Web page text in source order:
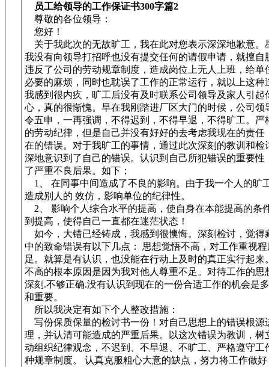
员工给领导的工作保证书300字篇2
尊敬的各位领导：
您好！
关于我此次的无故旷工，我在此对您表示深深地歉意。
我没有向领导打招呼也没有提交任何的请假申请，就擅自
违反了公司的劳动规章制度，造成岗位上无人上班，给单
必要的麻烦，同时也耽误了工作的正常运行，就以上这种
我感到很内疚，旷工后没有及时联系公司领导及家人引起
心，真的很惭愧。早在我刚踏进厂区大门的时候，公司领
令五申，一再强调，不得迟到，不得早退，不得旷工。严
的劳动纪律，但是自己并没有好好的去考虑我现在的责任
在的错误。对于我旷工的事情，通过此次深刻的教训和检
深地意识到了自己的错误。认识到自己所犯错误的重要性
了严重不良后果。如下；
1、 在同事中间造成了不良的影响。由于我一个人的旷
造成别人的 效仿，影响单位的纪律性。
2、 影响个人综合水平的提高，使自身在本能提高的条
到提高，使得自己一直都在迷茫状态！
如今，大错已经铸成，我感到很懊悔。深刻检讨，觉得
中的致命错误有以下几点： 思想觉悟不高，对工作重视
足。就算是有认识，也没能在行动上及时的真正实行起来
不高的根本原因是因为我对他人尊重不足。对待工作的思
深刻.不够正确.没有认识到现在的一份合适工作的机会是
和重要。
所以我决定有如下个人整改措施：
写份保质保量的检讨书一份！对自己思想上的错误根源
理，并认清可能造成的严重后果。以这次错误为教训，树
动组织纪律观念，不迟到、不早退、不旷工、严格遵守工
种规章制度。 认真克服粗心大意的缺点，努力将工作做